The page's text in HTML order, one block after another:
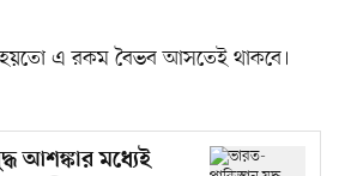
এ রকম বৈভব আসতেই থাকবে।
আশঙ্কার মধ্যেই